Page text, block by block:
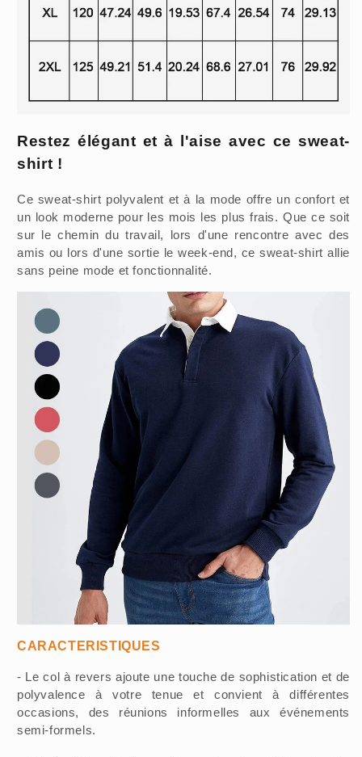
Restez élégant et à l'aise avec ce sweat-
shirt !
Ce sweat-shirt polyvalent et à la mode offre un confort et
un look moderne pour les mois les plus frais. Que ce soit
sur le chemin du travail, lors d'une rencontre avec des
amis ou lors d'une sortie le week-end, ce sweat-shirt allie
sans peine mode et fonctionnalité.
CARACTERISTIQUES
- Le col à revers ajoute une touche de sophistication et de
polyvalence à votre tenue et convient à différentes
occasions, des réunions informelles aux événements
semi-formels.